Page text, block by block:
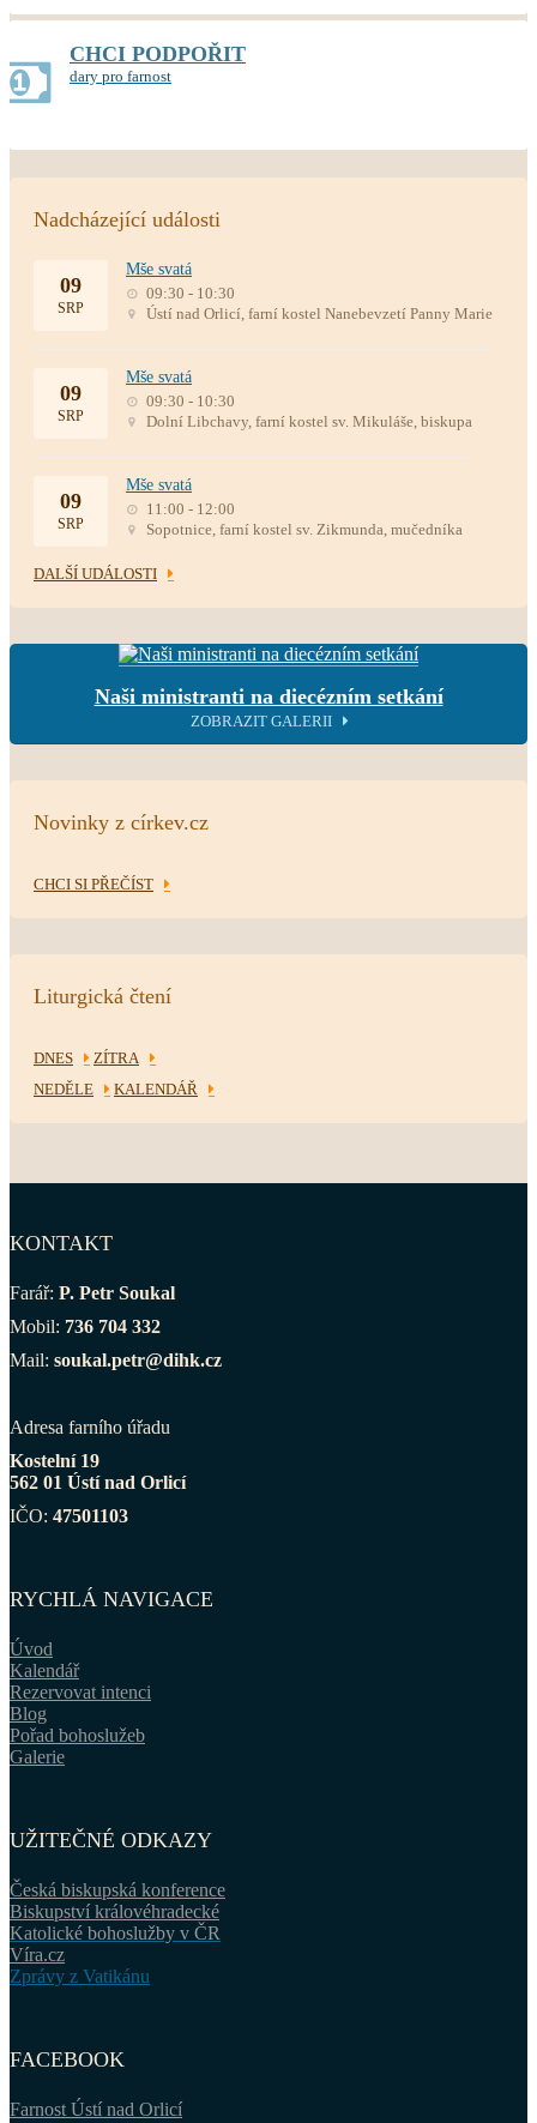
CHCI PODPOŘIT
dary pro farnost
Nadcházející události
09
SRP
Mše svatá
09:30 - 10:30
Ústí nad Orlicí, farní kostel Nanebevzetí Panny Marie
09
SRP
Mše svatá
09:30 - 10:30
Dolní Libchavy, farní kostel sv. Mikuláše, biskupa
09
SRP
Mše svatá
11:00 - 12:00
Sopotnice, farní kostel sv. Zikmunda, mučedníka
DALŠÍ UDÁLOSTI
Naši ministranti na diecézním setkání
ZOBRAZIT GALERII
Novinky z církev.cz
CHCI SI PŘEČÍST
Liturgická čtení
DNES
ZÍTRA
NEDĚLE
KALENDÁŘ
KONTAKT
Farář: P. Petr Soukal
Mobil: 736 704 332
Mail: soukal.petr@dihk.cz
Adresa farního úřadu
Kostelní 19
562 01 Ústí nad Orlicí
IČO: 47501103
RYCHLÁ NAVIGACE
Úvod
Kalendář
Rezervovat intenci
Blog
Pořad bohoslužeb
Galerie
UŽITEČNÉ ODKAZY
Česká biskupská konference
Biskupství královéhradecké
Katolické bohoslužby v ČR
Víra.cz
Zprávy z Vatikánu
FACEBOOK
Farnost Ústí nad Orlicí